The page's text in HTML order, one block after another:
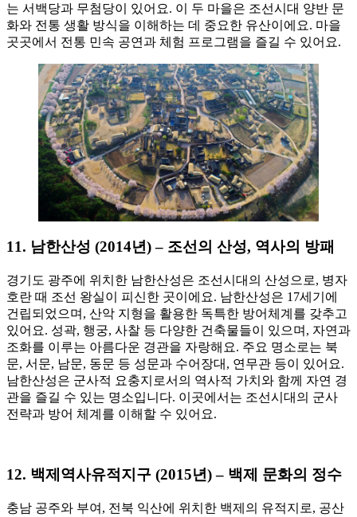
는 서백당과 무첨당이 있어요. 이 두 마을은 조선시대 양반 문
화와 전통 생활 방식을 이해하는 데 중요한 유산이에요. 마을
곳곳에서 전통 민속 공연과 체험 프로그램을 즐길 수 있어요.
11. 남한산성 (2014년) – 조선의 산성, 역사의 방패
경기도 광주에 위치한 남한산성은 조선시대의 산성으로, 병자
호란 때 조선 왕실이 피신한 곳이에요. 남한산성은 17세기에
건립되었으며, 산악 지형을 활용한 독특한 방어체계를 갖추고
있어요. 성곽, 행궁, 사찰 등 다양한 건축물들이 있으며, 자연과
조화를 이루는 아름다운 경관을 자랑해요. 주요 명소로는 북
문, 서문, 남문, 동문 등 성문과 수어장대, 연무관 등이 있어요.
남한산성은 군사적 요충지로서의 역사적 가치와 함께 자연 경
관을 즐길 수 있는 명소입니다. 이곳에서는 조선시대의 군사
전략과 방어 체계를 이해할 수 있어요.
12. 백제역사유적지구 (2015년) – 백제 문화의 정수
충남 공주와 부여, 전북 익산에 위치한 백제의 유적지로, 공산